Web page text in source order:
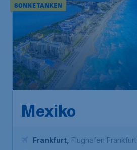
SONNE TANKEN
Mexiko
Frankfurt Flughafen Frankfurt